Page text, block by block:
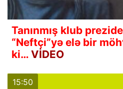
Tanınmış klub
“Neftçi”yə elə bir
ki… VİDEO
15:50